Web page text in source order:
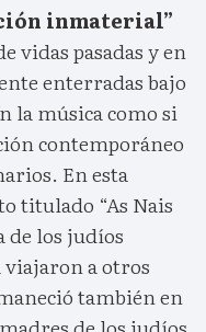
inmaterial”
vidas pasadas y en
enterradas bajo
la música como si
contemporáneo
En esta
titulado “As Nais
de los judíos
viajaron a otros
también en